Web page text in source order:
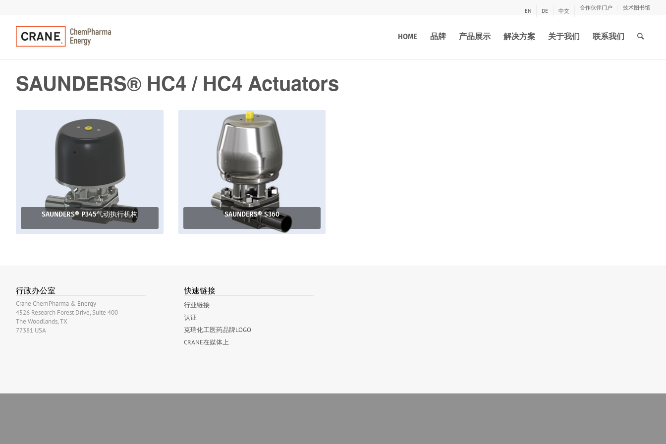
EN DE 中文 合作伙伴门户 技术图书馆
HOME 品牌 产品展示 解决方案 关于我们 联系我们
SAUNDERS® HC4 / HC4 Actuators
SAUNDERS® P345气动执行机构 SAUNDERS® S360
行政办公室
Crane ChemPharma & Energy
4526 Research Forest Drive, Suite 400
The Woodlands, TX
77381 USA
快速链接
行业链接
认证
克瑞化工医药品牌LOGO
CRANE在媒体上